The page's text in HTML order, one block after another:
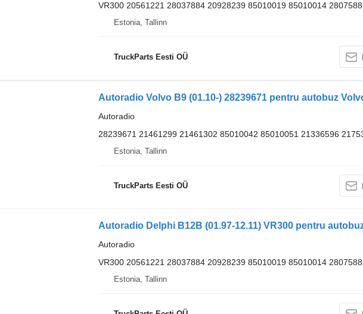
VR300 20561221 28037884 20928239 85010019 85010014
Estonia, Tallinn
TruckParts Eesti OÜ
Autoradio Volvo B9 (01.10-) 28239671 pentru autobuz
Autoradio
28239671 21461299 21461302 85010042 85010051 21336596
Estonia, Tallinn
TruckParts Eesti OÜ
Autoradio
VR300 20561221 28037884 20928239 85010019 85010014
Estonia, Tallinn